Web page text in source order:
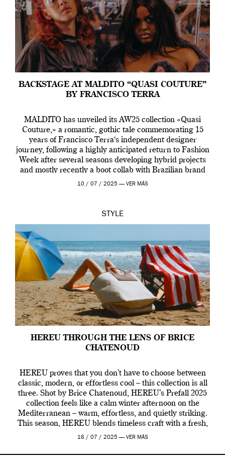
BACKSTAGE AT MALDITO “QUASI COUTURE”
BY FRANCISCO TERRA
MALDITO has unveiled its AW25 collection «Quasi
Couture,» a romantic, gothic tale commemorating 15
years of Francisco Terra‘s independent designer
journey, following a highly anticipated return to Fashion
Week after several seasons developing hybrid projects
and mostly recently a boot collab with Brazilian brand
Melissa. This fashion show is a component of Francisco
10 / 07 / 2025 — VER MÁS
STYLE
HEREU THROUGH THE LENS OF BRICE
CHATENOUD
HEREU proves that you don’t have to choose between
classic, modern, or effortless cool – this collection is all
three. Shot by Brice Chatenoud, HEREU’s Prefall 2025
collection feels like a calm winter afternoon on the
Mediterranean – warm, effortless, and quietly striking.
This season, HEREU blends timeless craft with a fresh,
contemporary vibe, creating […]
16 / 07 / 2025 — VER MÁS